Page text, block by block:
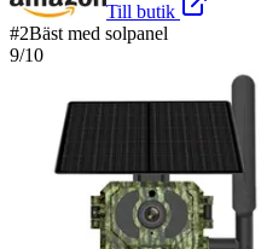
Till butik
#2Bäst med solpanel
9/10